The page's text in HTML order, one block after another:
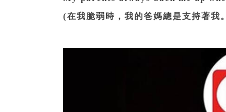
(在我脆弱時，我的爸媽總是支持著我